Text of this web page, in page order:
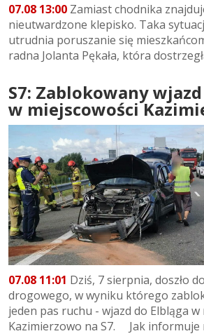
07.08 13:00 Zamiast chodnika
nieutwardzone klepisko. Taka
utrudnia poruszanie się
radna Jolanta Pękała, która
S7: Zablokowany
w miejscowości
07.08 11:01 Dziś, 7 sierpnia, doszło
drogowego, w wyniku którego
jeden pas ruchu - wjazd do Elbląga w
Kazimierzowo na S7. Jak informuje